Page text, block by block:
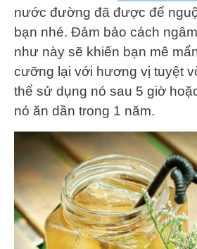
nước đường đã được để
bạn nhé. Đảm bảo cách
như này sẽ khiến bạn mê
cưỡng lại với hương vị tuyệt
thể sử dụng nó sau 5 giờ
nó ăn dần trong 1 năm.